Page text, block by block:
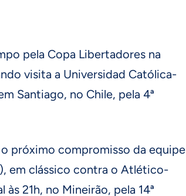
pela Copa Libertadores na
visita a Universidad Católica-
Santiago, no Chile, pela 4ª
o próximo compromisso da equipe
em clássico contra o Atlético-
21h, no Mineirão, pela 14ª